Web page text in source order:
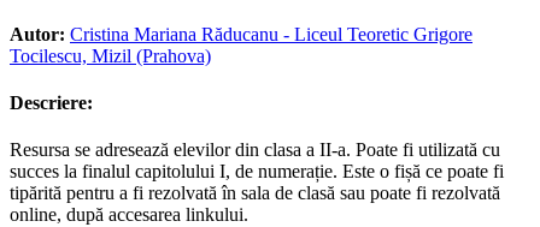
Autor: Cristina Mariana Răducanu - Liceul Teoretic Grigore
Tocilescu, Mizil (Prahova)
Descriere:
Resursa se adresează elevilor din clasa a II-a. Poate fi utilizată cu
succes la finalul capitolului I, de numerație. Este o fișă ce poate fi
tipărită pentru a fi rezolvată în sala de clasă sau poate fi rezolvată
online, după accesarea linkului.